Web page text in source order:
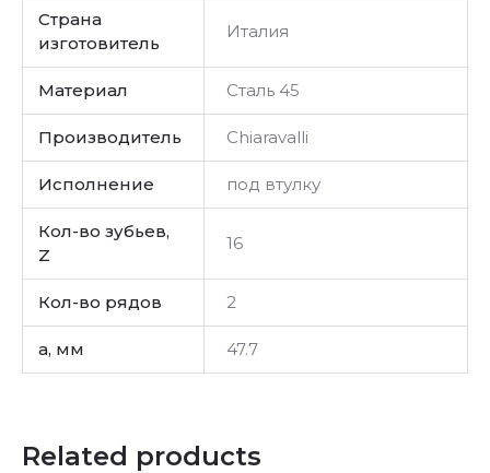
Страна
изготовитель
Италия
Материал Сталь 45
Производитель Chiaravalli
Исполнение под втулку
Кол-во зубьев,
Z
16
Кол-во рядов 2
a, мм 47.7
Related products